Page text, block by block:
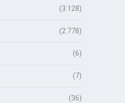
(3.128)
(2.778)
(6)
(7)
(36)